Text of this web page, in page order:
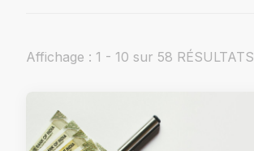
Affichage : 1 - 10 sur 58 RÉSULTATS